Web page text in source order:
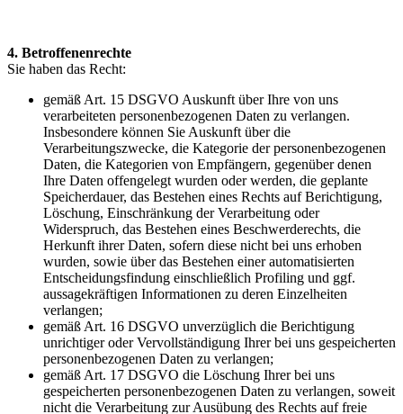
4. Betroffenenrechte
Sie haben das Recht:
gemäß Art. 15 DSGVO Auskunft über Ihre von uns
verarbeiteten personenbezogenen Daten zu verlangen.
Insbesondere können Sie Auskunft über die
Verarbeitungszwecke, die Kategorie der personenbezogenen
Daten, die Kategorien von Empfängern, gegenüber denen
Ihre Daten offengelegt wurden oder werden, die geplante
Speicherdauer, das Bestehen eines Rechts auf Berichtigung,
Löschung, Einschränkung der Verarbeitung oder
Widerspruch, das Bestehen eines Beschwerderechts, die
Herkunft ihrer Daten, sofern diese nicht bei uns erhoben
wurden, sowie über das Bestehen einer automatisierten
Entscheidungsfindung einschließlich Profiling und ggf.
aussagekräftigen Informationen zu deren Einzelheiten
verlangen;
gemäß Art. 16 DSGVO unverzüglich die Berichtigung
unrichtiger oder Vervollständigung Ihrer bei uns gespeicherten
personenbezogenen Daten zu verlangen;
gemäß Art. 17 DSGVO die Löschung Ihrer bei uns
gespeicherten personenbezogenen Daten zu verlangen, soweit
nicht die Verarbeitung zur Ausübung des Rechts auf freie